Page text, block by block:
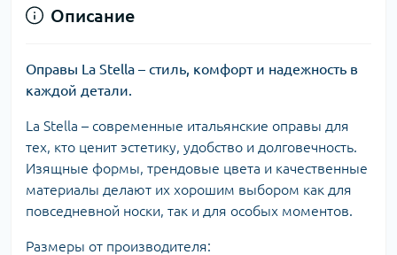
Описание
Оправы La Stella – стиль, комфорт и надежность в
каждой детали.
La Stella – современные итальянские оправы для
тех, кто ценит эстетику, удобство и долговечность.
Изящные формы, трендовые цвета и качественные
материалы делают их хорошим выбором как для
повседневной носки, так и для особых моментов.
Размеры от производителя: